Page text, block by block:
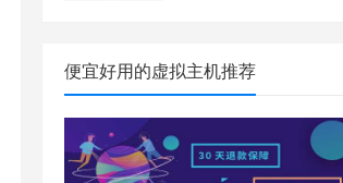
便宜好用的虚拟主机推荐